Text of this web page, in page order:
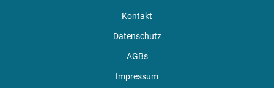
Kontakt
Datenschutz
AGBs
Impressum